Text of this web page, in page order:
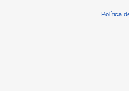
Política